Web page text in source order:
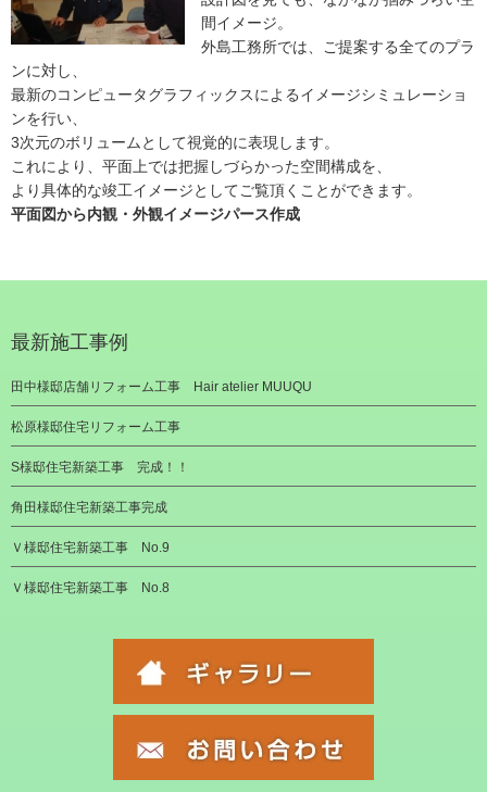
間イメージ。
外島工務所では、ご提案する全てのプラ
ンに対し、
最新のコンピュータグラフィックスによるイメージシミュレーショ
ンを行い、
3次元のボリュームとして視覚的に表現します。
これにより、平面上では把握しづらかった空間構成を、
より具体的な竣工イメージとしてご覧頂くことができます。
平面図から内観・外観イメージパース作成
最新施工事例
田中様邸店舗リフォーム工事 Hair atelier MUUQU
松原様邸住宅リフォーム工事
S様邸住宅新築工事 完成！！
角田様邸住宅新築工事完成
Ｖ様邸住宅新築工事 No.9
Ｖ様邸住宅新築工事 No.8